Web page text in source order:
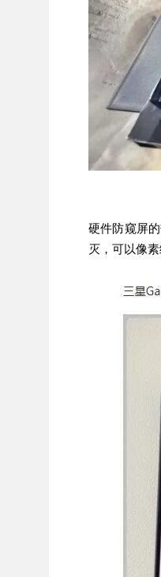
硬件防窥屏
灭，可以像